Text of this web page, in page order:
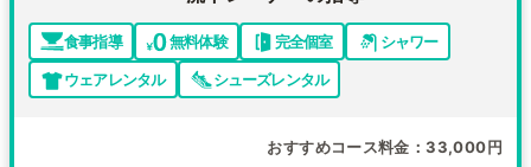
食事指導 無料体験 完全個室
シャワー
ウェアレンタル
シューズレンタル
おすすめコース料金 33,000円